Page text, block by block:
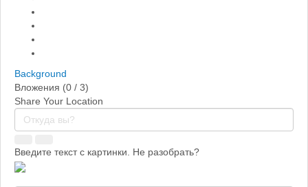
Background
Вложения (0 / 3)
Share Your Location
Введите текст с картинки. Не разобрать?